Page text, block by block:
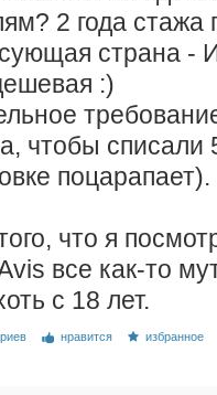
2 года стажа
страна -
:)
чтобы списали
поцарапает).
что я
все как-то
с 18 лет.
нравится избранное